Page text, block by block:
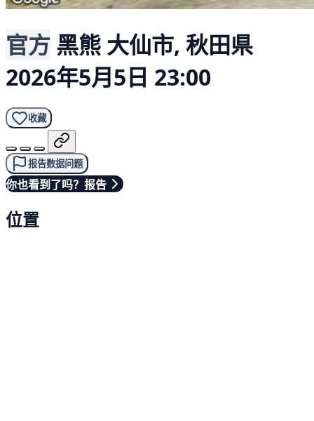
官方 黑熊 大仙市, 秋田県
2026年5月5日 23:00
收藏
报告数据问题
你也看到了吗？报告
位置